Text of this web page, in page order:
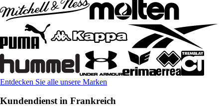
Entdecken Sie alle unsere Marken
Kundendienst in Frankreich